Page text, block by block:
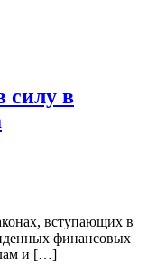
силу в
вступающих в
финансовых
и […]